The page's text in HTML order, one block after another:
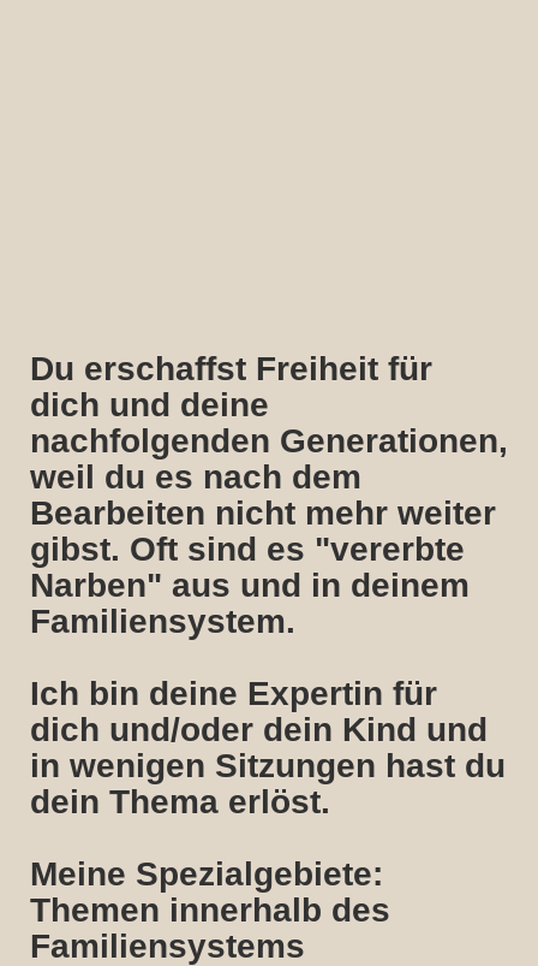
Du erschaffst Freiheit für
dich und deine
nachfolgenden Generationen,
weil du es nach dem
Bearbeiten nicht mehr weiter
gibst. Oft sind es "vererbte
Narben" aus und in deinem
Familiensystem.
Ich bin deine Expertin für
dich und/oder dein Kind und
in wenigen Sitzungen hast du
dein Thema erlöst.
Meine Spezialgebiete:
Themen innerhalb des
Familiensystems